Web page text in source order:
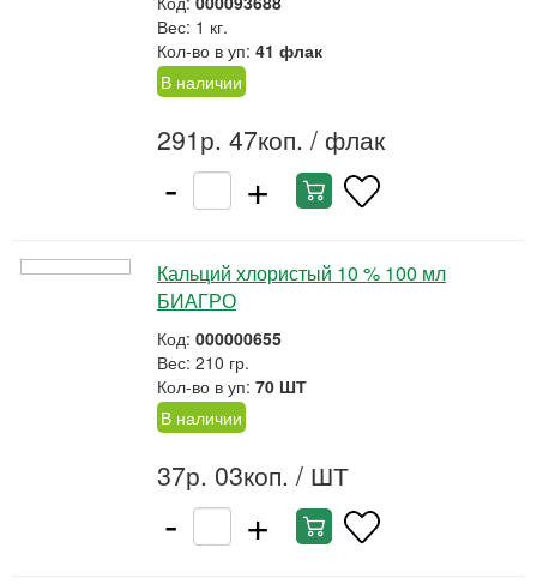
Вес: 1 кг.
Кол-во в уп: 41 флак
В наличии
291р. 47коп. / флак
- +
Кальций хлористый 10 % 100 мл
БИАГРО
Код: 000000655
Вес: 210 гр.
Кол-во в уп: 70 ШТ
В наличии
37р. 03коп. / ШТ
- +